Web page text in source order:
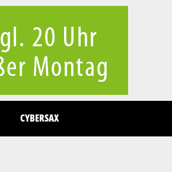
CYBERSAX
panel